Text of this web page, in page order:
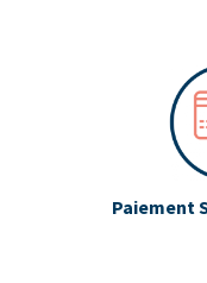
Paiement